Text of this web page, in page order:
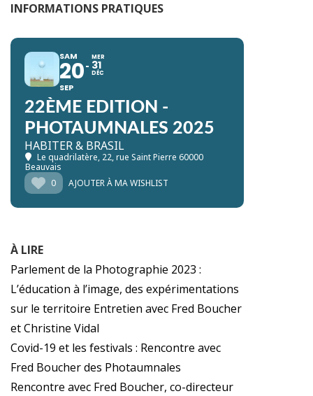
INFORMATIONS PRATIQUES
SAM
20
SEP
MER
31
DÉC
22ÈME EDITION -
PHOTAUMNALES 2025
HABITER & BRASIL
Le quadrilatère, 22, rue Saint Pierre 60000
Beauvais
0
AJOUTER À MA WISHLIST
À LIRE
Parlement de la Photographie 2023 :
L’éducation à l’image, des expérimentations
sur le territoire Entretien avec Fred Boucher
et Christine Vidal
Covid-19 et les festivals : Rencontre avec
Fred Boucher des Photaumnales
Rencontre avec Fred Boucher, co-directeur